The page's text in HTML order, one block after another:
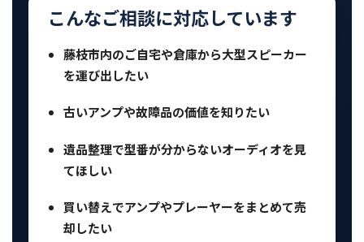
こんなご相談に対応しています
藤枝市内のご自宅や倉庫から大型スピーカー
を運び出したい
古いアンプや故障品の価値を知りたい
遺品整理で型番が分からないオーディオを見
てほしい
買い替えでアンプやプレーヤーをまとめて売
却したい